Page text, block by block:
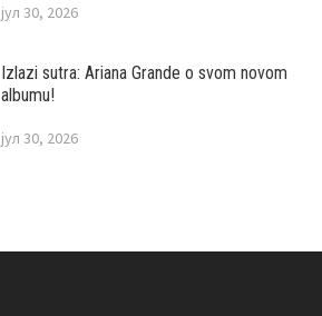
јул 30, 2026
Izlazi sutra: Ariana Grande o svom novom
albumu!
јул 30, 2026